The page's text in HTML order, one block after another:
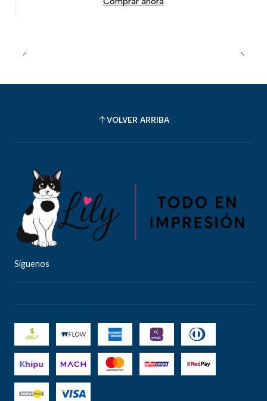
VOLVER ARRIBA
Síguenos